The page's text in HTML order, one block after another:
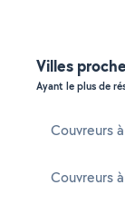
Villes
Ayant le plus de
Couvreurs
Couvreurs